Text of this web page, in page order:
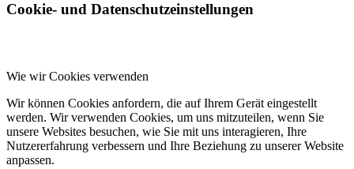
Cookie- und Datenschutzeinstellungen
Wie wir Cookies verwenden
Wir können Cookies anfordern, die auf Ihrem Gerät eingestellt
werden. Wir verwenden Cookies, um uns mitzuteilen, wenn Sie
unsere Websites besuchen, wie Sie mit uns interagieren, Ihre
Nutzererfahrung verbessern und Ihre Beziehung zu unserer Website
anpassen.